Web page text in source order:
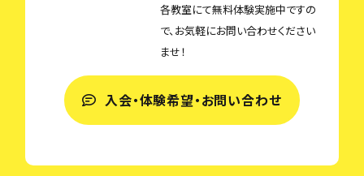
各教室にて無料体験実施中ですの
で、お気軽にお問い合わせください
ませ！
入会・体験希望・お問い合わせ